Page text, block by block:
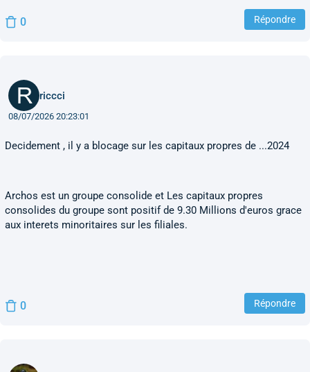
0 Répondre
riccci
08/07/2026 20:23:01
Decidement , il y a blocage sur les capitaux propres de ...2024
Archos est un groupe consolide et Les capitaux propres
consolides du groupe sont positif de 9.30 Millions d'euros grace
aux interets minoritaires sur les filiales.
0 Répondre